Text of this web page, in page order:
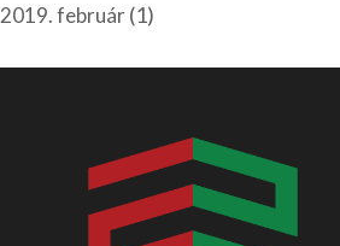
2019. február(1)